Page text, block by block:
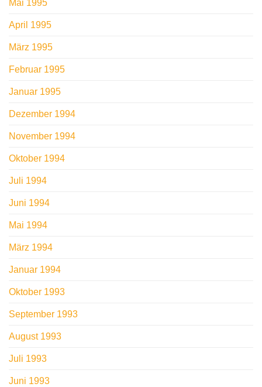
Mai 1995
April 1995
März 1995
Februar 1995
Januar 1995
Dezember 1994
November 1994
Oktober 1994
Juli 1994
Juni 1994
Mai 1994
März 1994
Januar 1994
Oktober 1993
September 1993
August 1993
Juli 1993
Juni 1993